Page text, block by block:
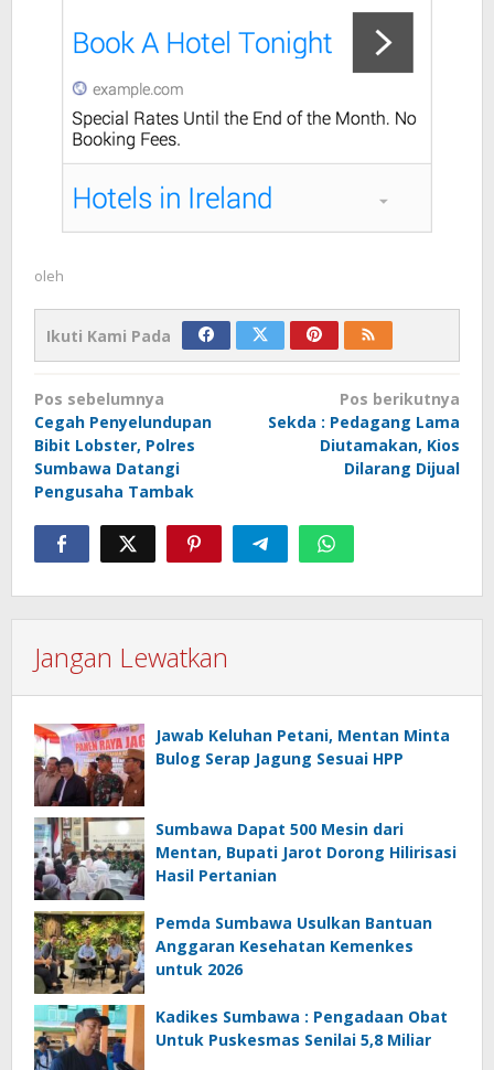
oleh
Ikuti Kami Pada
Navigasi
pos
Pos sebelumnya
Cegah Penyelundupan
Bibit Lobster, Polres
Sumbawa Datangi
Pengusaha Tambak
Pos berikutnya
Sekda : Pedagang Lama
Diutamakan, Kios
Dilarang Dijual
Jangan Lewatkan
Jawab Keluhan Petani, Mentan Minta
Bulog Serap Jagung Sesuai HPP
Sumbawa Dapat 500 Mesin dari
Mentan, Bupati Jarot Dorong Hilirisasi
Hasil Pertanian
Pemda Sumbawa Usulkan Bantuan
Anggaran Kesehatan Kemenkes
untuk 2026
Kadikes Sumbawa : Pengadaan Obat
Untuk Puskesmas Senilai 5,8 Miliar